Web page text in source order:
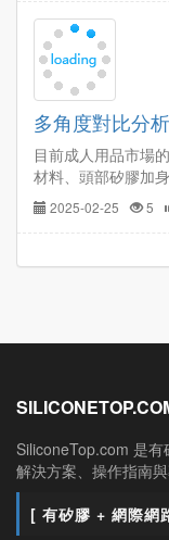
多角度對比分
目前成人用品市場
材料、頭部矽膠加
對這兩種材質娃娃
矽膠娃娃和TPE娃
2025-02-25 5
SiliconeTop.com 是
解決方案、操作指南與
[ 有矽膠 + 網際網